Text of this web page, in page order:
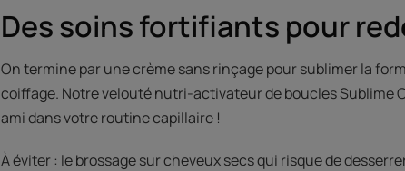
Des soins fortifiants pour
On termine par une crème sans rinçage pour sublimer la
coiffage. Notre velouté nutri-activateur de boucles Sublime
ami dans votre routine capillaire !
À éviter : le brossage sur cheveux secs qui risque de